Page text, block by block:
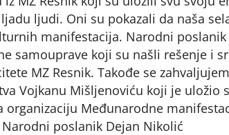
ljudi. Oni su pokazali da naša
manifestacija. Narodni poslanik
samouprave koji su našli rešenje i
MZ Resnik. Takođe se
Vojkanu Mišljenoviću koji je uložio
Međunarodne
poslanik Dejan Nikolić